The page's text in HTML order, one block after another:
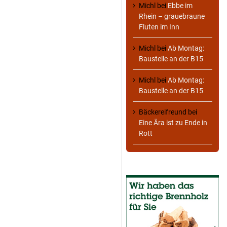
Michl bei Ebbe im
Rhein – grauebraune
Fluten im Inn
Michl beiAb Montag:
Baustelle an der B15
Michl beiAb Montag:
Baustelle an der B15
Bäckereifreund bei
Eine Ära ist zu Ende in
Rott